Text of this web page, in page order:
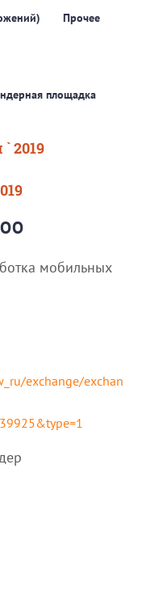
Прочее
площадка
2019
мобильных
exchange/exchan